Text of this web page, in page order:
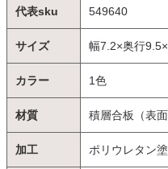
代表sku 549640
サイズ 幅7.2×奥行
カラー 1色
材質 積層合板（表
加工 ポリウレタン